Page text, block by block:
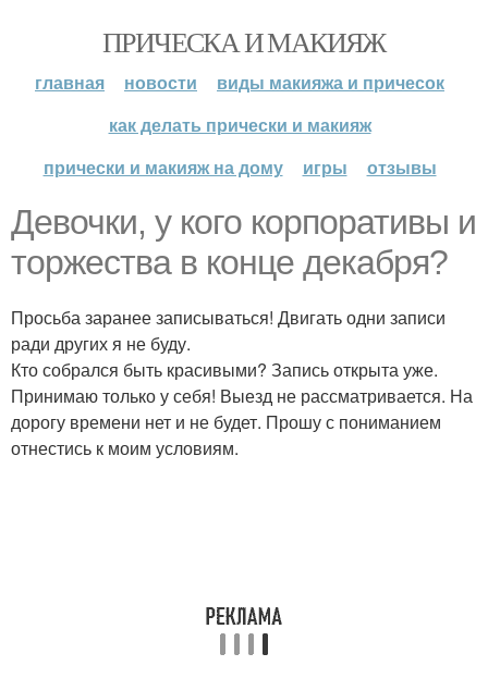
ПРИЧЕСКА И МАКИЯЖ
главная новости
виды макияжа и причесок
как делать прически и макияж
прически и макияж на дому
игры отзывы
Девочки, у кого корпоративы и
торжества в конце декабря?
Просьба заранее записываться! Двигать одни записи
ради других я не буду.
Кто собрался быть красивыми? Запись открыта уже.
Принимаю только у себя! Выезд не рассматривается. На
дорогу времени нет и не будет. Прошу с пониманием
отнестись к моим условиям.